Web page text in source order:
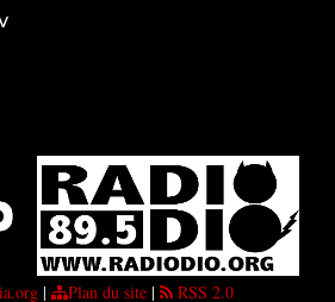
| Plan du site| RSS 2.0